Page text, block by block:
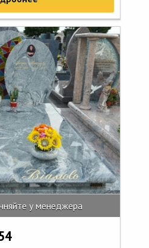
у менеджера